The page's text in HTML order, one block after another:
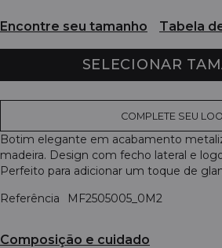
Encontre seu tamanho Tabela
SELECIONAR
COMPLETE SEU
Botim elegante em acabamento
madeira. Design com fecho lateral e
Perfeito para adicionar um toque de
Referência
MF2505005_0M2
Composição e cuidado